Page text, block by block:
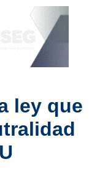
ley que